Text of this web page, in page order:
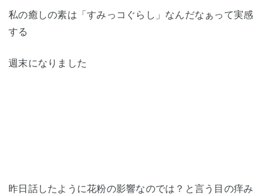
私の癒しの素は「すみっコぐらし」なんだなぁって実感
する
週末になりました
昨日話したように花粉の影響なのでは？と言う目の痒み